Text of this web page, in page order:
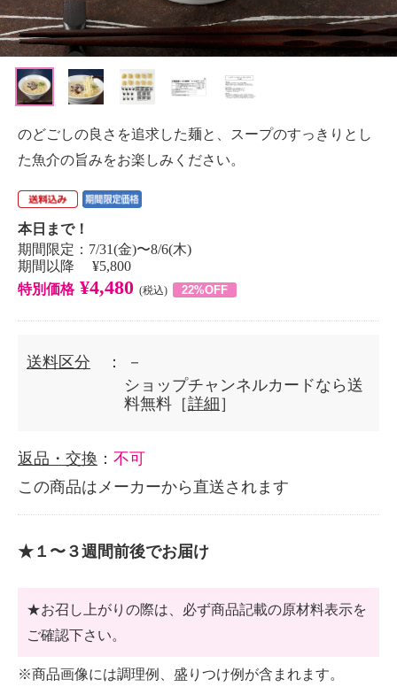
のどごしの良さを追求した麺と、スープのすっきりとし
た魚介の旨みをお楽しみください。
本日まで！
期間限定：7/31(金)〜8/6(木)
期間以降 ¥5,800
特別価格 ¥4,480 (税込) 22%OFF
送料区分 ： －
ショップチャンネルカードなら送
料無料［詳細 ］
返品・交換 ： 不可
この商品はメーカーから直送されます
★１〜３週間前後でお届け
★お召し上がりの際は、必ず商品記載の原材料表示を
ご確認下さい。
※商品画像には調理例、盛りつけ例が含まれます。